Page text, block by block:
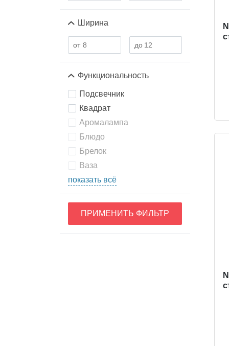
Ширина
Функциональность
Подсвечник
Квадрат
Аромалампа
Блюдо
Брелок
Ваза
показать всё
ПРИМЕНИТЬ ФИЛЬТР